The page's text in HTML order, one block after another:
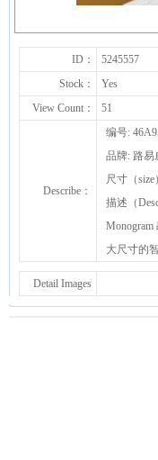
ID： 5245557
Stock：
Yes
View Count：
51
Describe：
编号:
品牌: 路易
尺寸（
描述（
大尺寸的
Detail Images